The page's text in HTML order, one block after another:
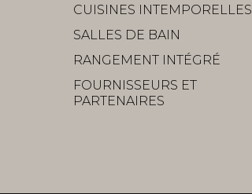
CUISINES INTEMPORELLES
SALLES DE BAIN
RANGEMENT INTÉGRÉ
FOURNISSEURS ET
PARTENAIRES